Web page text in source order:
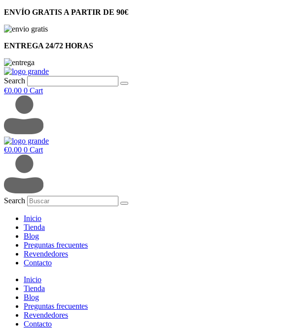
ENVÍO GRATIS A PARTIR DE 90€
ENTREGA 24/72 HORAS
Search
€0.00 0 Cart
€0.00 0 Cart
Search
Inicio
Tienda
Blog
Preguntas frecuentes
Revendedores
Contacto
Inicio
Tienda
Blog
Preguntas frecuentes
Revendedores
Contacto